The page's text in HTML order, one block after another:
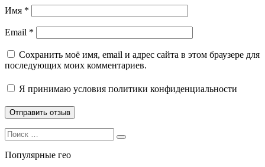
Имя *
Email *
Сохранить моё имя, email и адрес сайта в этом браузере для
последующих моих комментариев.
Я принимаю условия политики конфиденциальности
Search
for:
Search
Популярные гео